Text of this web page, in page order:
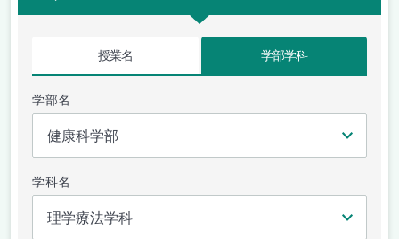
授業名 学部学科
学部名
学科名